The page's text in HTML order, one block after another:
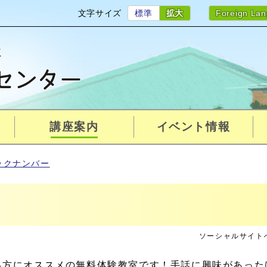
文字サイズ 標準 拡大 Foreign
講座案内 イベント情報
クナンバー
ソーシャルサイト
にオススメの無料体験教室です！手話に興味があっ